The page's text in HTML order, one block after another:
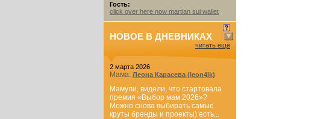
Гость:
click over here now martian sui wallet
НОВОЕ В ДНЕВНИКАХ
читать ещё
2 марта 2026
Мама: Леона Карасева (leon4ik)
Мамули, видели, что стартовала
премия «Выбор мам 2026»?
Можно снова выбирать самые
круты бренды и проекты) есть...